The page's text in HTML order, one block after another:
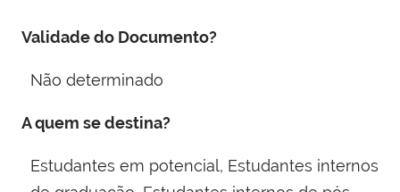
Validade do Documento?
Não determinado
A quem se destina?
Estudantes em potencial, Estudantes internos